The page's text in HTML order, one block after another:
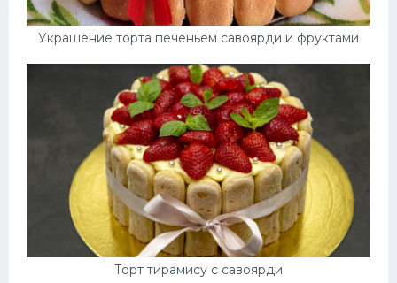
Украшение торта печеньем савоярди и фруктами
Торт тирамису с савоярди